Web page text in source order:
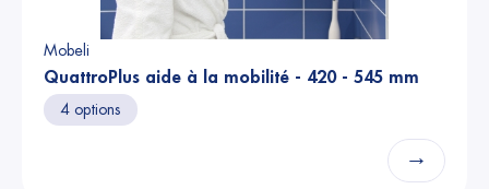
Mobeli
QuattroPlus aide à la mobilité - 420 - 545 mm
4 options
→